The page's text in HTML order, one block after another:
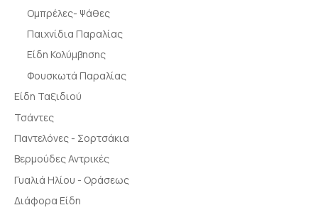
Ομπρέλες- Ψάθες
Παιχνίδια Παραλίας
Είδη Κολύμβησης
Φουσκωτά Παραλίας
Είδη Ταξιδιού
Τσάντες
Παντελόνες - Σορτσάκια
Βερμούδες Αντρικές
Γυαλιά Ηλίου - Οράσεως
Διάφορα Είδη